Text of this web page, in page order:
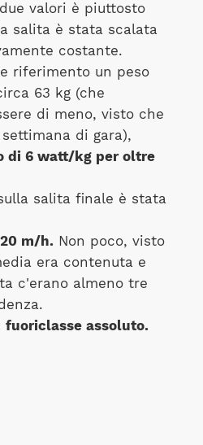
valori è piuttosto
salita è stata scalata
costante.
riferimento un peso
63 kg (che
di meno, visto che
di gara),
di 6 watt/kg per oltre
salita finale è stata
m/h.Non poco, visto
era contenuta e
c'erano almeno tre
fuoriclasse assoluto.